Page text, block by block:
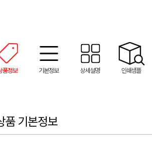
품정보 기본정보 상세설명 인쇄샘플
품 기본정보